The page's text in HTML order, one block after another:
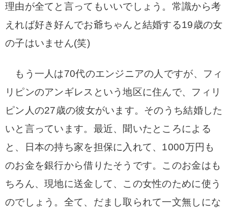
理由が全てと言ってもいいでしょう。常識から考
えれば好き好んでお爺ちゃんと結婚する19歳の女
の子はいません(笑)
もう一人は70代のエンジニアの人ですが、フィ
リピンのアンギレスという地区に住んで、フィリ
ピン人の27歳の彼女がいます。そのうち結婚した
いと言っています。最近、聞いたところによる
と、日本の持ち家を担保に入れて、1000万円も
のお金を銀行から借りたそうです。このお金はも
ちろん、現地に送金して、この女性のために使う
のでしょう。全て、だまし取られて一文無しにな